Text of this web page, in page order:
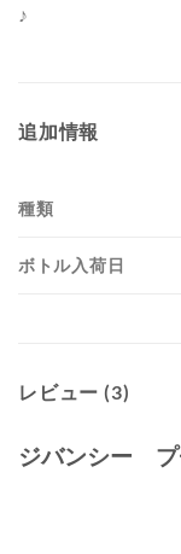
♪
追加情報
種類
ボトル入荷日
レビュー (3)
ジバンシー プ